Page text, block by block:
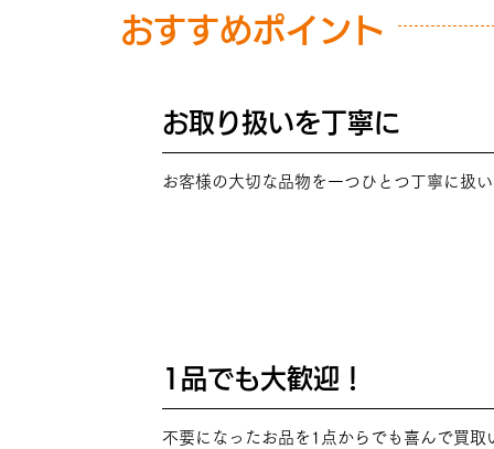
おすすめポイント
お取り扱いを丁寧に
お客様の大切な品物を一つひとつ丁寧に扱
1品でも大歓迎！
不要になったお品を1点からでも喜んで買